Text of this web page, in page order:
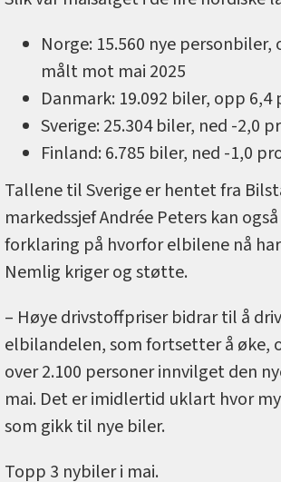
Norge: 15.560 nye
målt mot mai 2025
Danmark: 19.092 biler, opp 6,4
Sverige: 25.304 biler, ned -2,0
Finland: 6.785 biler, ned -1,0
Tallene til Sverige er hentet fra
markedssjef Andrée Peters kan
forklaring på hvorfor elbilene nå
Nemlig kriger og støtte.
– Høye drivstoffpriser bidrar til å
elbilandelen, som fortsetter å øke,
over 2.100 personer innvilget den
mai. Det er imidlertid uklart hvor
som gikk til nye biler.
Topp 3 nybiler i mai.